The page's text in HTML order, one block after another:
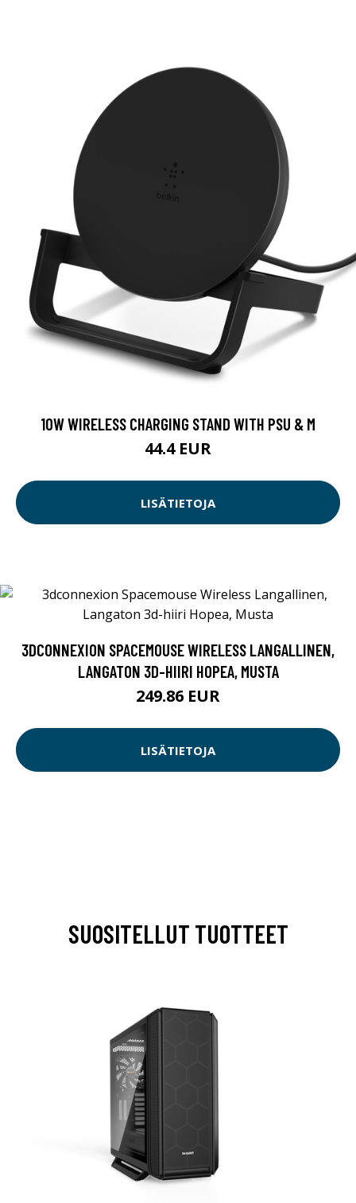
10W WIRELESS CHARGING STAND WITH PSU & M
44.4 EUR
LISÄTIETOJA
3DCONNEXION SPACEMOUSE WIRELESS LANGALLINEN,
LANGATON 3D-HIIRI HOPEA, MUSTA
249.86 EUR
LISÄTIETOJA
SUOSITELLUT TUOTTEET